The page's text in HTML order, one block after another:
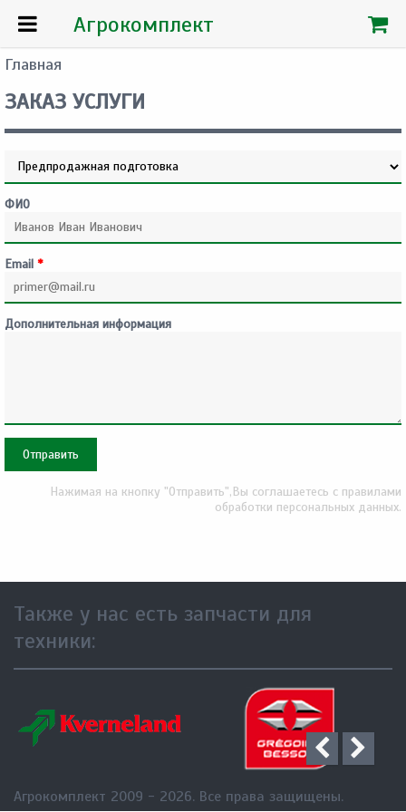
Главная
ЗАКАЗ УСЛУГИ
Услуга
ФИО
Email *
Дополнительная информация
Также у нас есть запчасти для
техники:
Агрокомплект 2009 - 2026. Все права защищены.
Агрокомплект